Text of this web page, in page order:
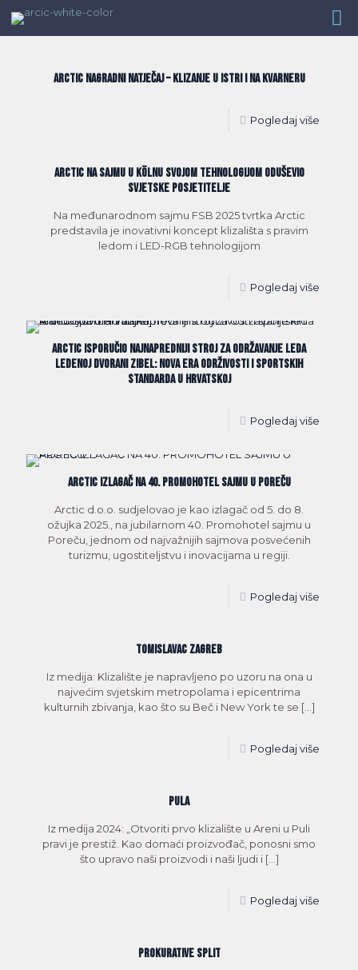
Kategorija
ARCTIC NAGRADNI NATJEČAJ – Klizanje u Istri i na Kvarneru
Pogledaj više
Arctic na sajmu u Kölnu svojom tehnologijom oduševio
svjetske posjetitelje
Na međunarodnom sajmu FSB 2025 tvrtka Arctic
predstavila je inovativni koncept klizališta s pravim
ledom i LED-RGB tehnologijom
Pogledaj više
Arctic isporučio najnapredniji stroj za održavanje leda
ledenoj dvorani Zibel: nova era održivosti i sportskih
standarda u Hrvatskoj
Pogledaj više
Arctic izlagač na 40. Promohotel sajmu u Poreču
Arctic d.o.o. sudjelovao je kao izlagač od 5. do 8.
ožujka 2025., na jubilarnom 40. Promohotel sajmu u
Poreču, jednom od najvažnijih sajmova posvećenih
turizmu, ugostiteljstvu i inovacijama u regiji.
Pogledaj više
TOMISLAVAC ZAGREB
Iz medija: Klizalište je napravljeno po uzoru na ona u
najvećim svjetskim metropolama i epicentrima
kulturnih zbivanja, kao što su Beč i New York te se […]
Pogledaj više
PULA
Iz medija 2024: „Otvoriti prvo klizalište u Areni u Puli
pravi je prestiž. Kao domaći proizvođač, ponosni smo
što upravo naši proizvodi i naši ljudi i[…]
Pogledaj više
PROKURATIVE SPLIT